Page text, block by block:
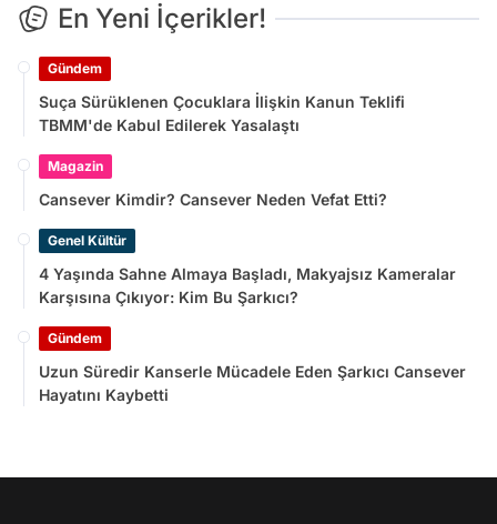
En Yeni İçerikler!
Gündem
Suça Sürüklenen Çocuklara İlişkin Kanun Teklifi
TBMM'de Kabul Edilerek Yasalaştı
Magazin
Cansever Kimdir? Cansever Neden Vefat Etti?
Genel Kültür
4 Yaşında Sahne Almaya Başladı, Makyajsız Kameralar
Karşısına Çıkıyor: Kim Bu Şarkıcı?
Gündem
Uzun Süredir Kanserle Mücadele Eden Şarkıcı Cansever
Hayatını Kaybetti